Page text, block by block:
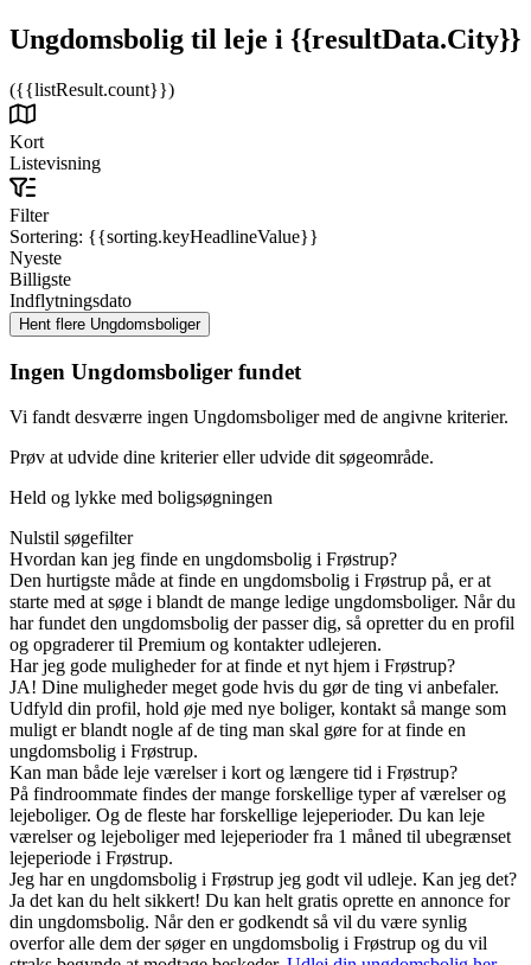
Ungdomsbolig til leje i {{resultData.City}}
({{listResult.count}})
Kort
Listevisning
Filter
Sortering: {{sorting.keyHeadlineValue}}
Nyeste
Billigste
Indflytningsdato
Ingen Ungdomsboliger fundet
Vi fandt desværre ingen Ungdomsboliger med de angivne kriterier.
Prøv at udvide dine kriterier eller udvide dit søgeområde.
Held og lykke med boligsøgningen
Nulstil søgefilter
Hvordan kan jeg finde en ungdomsbolig i Frøstrup?
Den hurtigste måde at finde en ungdomsbolig i Frøstrup på, er at
starte med at søge i blandt de mange ledige ungdomsboliger. Når du
har fundet den ungdomsbolig der passer dig, så opretter du en profil
og opgraderer til Premium og kontakter udlejeren.
Har jeg gode muligheder for at finde et nyt hjem i Frøstrup?
JA! Dine muligheder meget gode hvis du gør de ting vi anbefaler.
Udfyld din profil, hold øje med nye boliger, kontakt så mange som
muligt er blandt nogle af de ting man skal gøre for at finde en
ungdomsbolig i Frøstrup.
Kan man både leje værelser i kort og længere tid i Frøstrup?
På findroommate findes der mange forskellige typer af værelser og
lejeboliger. Og de fleste har forskellige lejeperioder. Du kan leje
værelser og lejeboliger med lejeperioder fra 1 måned til ubegrænset
lejeperiode i Frøstrup.
Jeg har en ungdomsbolig i Frøstrup jeg godt vil udleje. Kan jeg det?
Ja det kan du helt sikkert! Du kan helt gratis oprette en annonce for
din ungdomsbolig. Når den er godkendt så vil du være synlig
overfor alle dem der søger en ungdomsbolig i Frøstrup og du vil